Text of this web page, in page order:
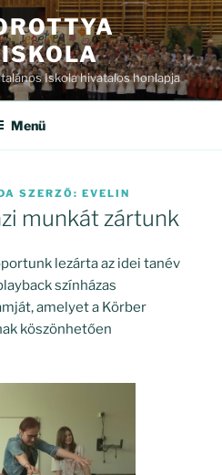
Iskola hivatalos honlapja
Menü
SZERZŐ: EVELIN
munkát zártunk
lezárta az idei tanév
színházas
amelyet a Körber
köszönhetően